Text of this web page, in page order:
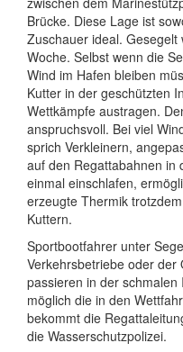
Brücke. Diese Lage ist
Zuschauer ideal.
Woche. Selbst wenn die
Wind im Hafen bleiben
Kutter in der geschützten
Wettkämpfe austragen.
anspruchsvoll. Bei viel
sprich Verkleinern,
auf den Regattabahnen in
einmal einschlafen,
erzeugte Thermik
Kuttern.
Sportbootfahrer unter
Verkehrsbetriebe oder der
passieren in der
möglich die in den
bekommt die
die Wasserschutzpolizei.